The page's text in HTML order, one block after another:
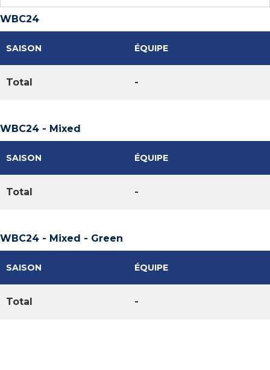
WBC24
SAISON ÉQUIPE
Total -
WBC24 - Mixed
SAISON ÉQUIPE
Total -
WBC24 - Mixed - Green
SAISON ÉQUIPE
Total -